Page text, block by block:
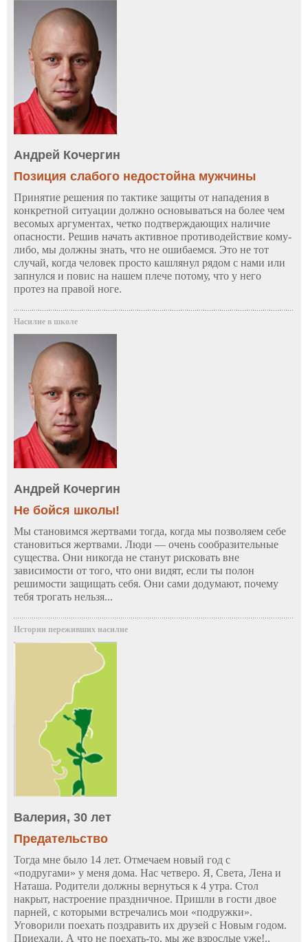
Андрей Кочергин
Позиция слабого недостойна мужчины
Принятие решения по тактике защиты от нападения в
конкретной ситуации должно основываться на более чем
весомых аргументах, четко подтверждающих наличие
опасности. Решив начать активное противодействие кому-
либо, мы должны знать, что не ошибаемся. Это не тот
случай, когда человек просто кашлянул рядом с нами или
запнулся и повис на нашем плече потому, что у него
протез на правой ноге.
Насилие в школе
Андрей Кочергин
Не бойся школы!
Мы становимся жертвами тогда, когда мы позволяем себе
становиться жертвами. Люди — очень сообразительные
существа. Они никогда не станут рисковать вне
зависимости от того, что они видят, если ты полон
решимости защищать себя. Они сами додумают, почему
тебя трогать нельзя...
Истории переживших насилие
Валерия, 30 лет
Предательство
Тогда мне было 14 лет. Отмечаем новый год с
«подругами» у меня дома. Нас четверо. Я, Света, Лена и
Наташа. Родители должны вернуться к 4 утра. Стол
накрыт, настроение праздничное. Пришли в гости двое
парней, с которыми встречались мои «подружки».
Уговорили поехать поздравить их друзей с Новым годом.
Приехали. А что не поехать-то, мы же взрослые уже!..